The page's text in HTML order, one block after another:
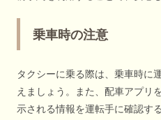
乗車時の注意
タクシーに乗る際は、乗車時に
えましょう。また、配車アプリ
示される情報を運転手に確認す